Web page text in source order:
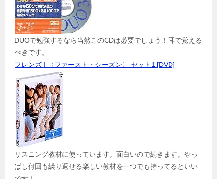
DUOで勉強するなら当然このCDは必要でしょう！耳で覚える
べきです。
フレンズ I 〈ファースト・シーズン〉 セット1 [DVD]
リスニング教材に使っています。面白いので続きます。やっ
ぱし何回も繰り返せる楽しい教材を一つでも持ってるといい